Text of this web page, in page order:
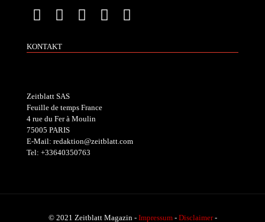
KONTAKT
Zeitblatt SAS
Feuille de temps France
4 rue du Fer à Moulin
75005 PARIS
E-Mail: redaktion@zeitblatt.com
Tel: +33640350763
© 2021 Zeitblatt Magazin - Impressum- Disclaimer-